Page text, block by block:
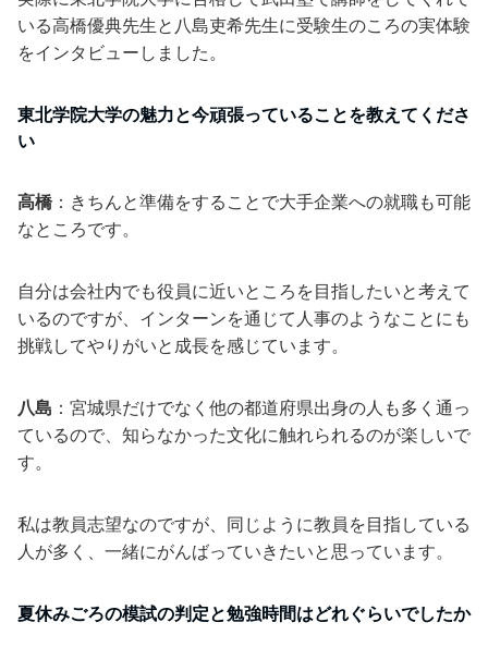
いる高橋優典先生と八島吏希先生に受験生のころの実体験
をインタビューしました。
東北学院大学の魅力と今頑張っていることを教えてくださ
い
高橋：きちんと準備をすることで大手企業への就職も可能
なところです。
自分は会社内でも役員に近いところを目指したいと考えて
いるのですが、インターンを通じて人事のようなことにも
挑戦してやりがいと成長を感じています。
八島 ：宮城県だけでなく他の都道府県出身の人も多く通っ
ているので、知らなかった文化に触れられるのが楽しいで
す。
私は教員志望なのですが、同じように教員を目指している
人が多く、一緒にがんばっていきたいと思っています。
夏休みごろの模試の判定と勉強時間はどれぐらいでしたか